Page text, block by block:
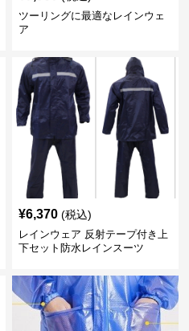
ツーリングに最適なレインウェ
ア
¥6,370 (税込)
レインウェア 反射テープ付き上
下セット防水レインスーツ